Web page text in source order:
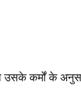
कर्मों के